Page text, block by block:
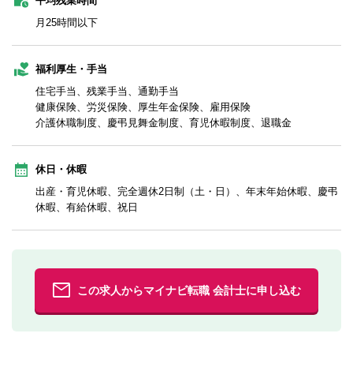
月25時間以下
福利厚生・手当
住宅手当、残業手当、通勤手当
健康保険、労災保険、厚生年金保険、雇用保険
介護休職制度、慶弔見舞金制度、育児休暇制度、退職金
休日・休暇
出産・育児休暇、完全週休2日制（土・日）、年末年始休暇、慶弔
休暇、有給休暇、祝日
この求人からマイナビ転職 会計士に申し込む